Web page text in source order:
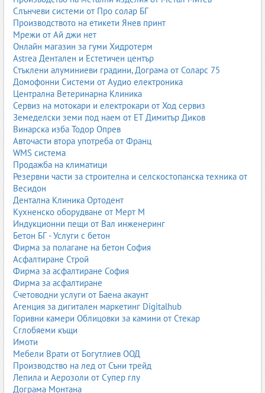
Тематичните стаи са вдъхновени от любими герои, професии
или светове – принцеси, пирати, космос, джунгла, спорт,
автомобили. Те създават силна емоция, но е добре основните
мебели да останат по-неутрални, а темата да се изрази чрез
текстил, декорации и стени.
Основни елементи на детската стая
Всяка детска стая, независимо от стила и размера, се изгражда
около няколко ключови елемента.
Легло
Леглото е центърът на детската стая. То трябва да бъде удобно,
стабилно и съобразено с възрастта. Има:
бебешки легла и кошари
легла с предпазни бордове
единични легла
легла с чекмеджета
двуетажни легла
легла тип „сандвич“ или повдигащи се
Гардероб
Гардеробът трябва да предлага достатъчно място за дрехи,
обувки и аксесоари. За по-малки деца е добре част от
рафтовете да са на по-ниско ниво, за да могат сами да достигат
до тях.
Бюро
Бюрото е задължително за ученици и тийнейджъри. То трябва
да бъде с подходяща височина, достатъчно широко за
учебници, лаптоп и лампа. Ергономичният стол е също толкова
Слънчеви системи от Про солар БГ
Производството на етикети Янев принт
Мрежи от Ай джи нет
Онлайн магазин за гуми Хидротерм
Astrea Дентален и Естетичен център
Стъклени алуминиеви градини, Дограма от Соларс 75
Домофонни Системи от Аудио електроника
Централна Ветеринарна Клиника
Сервиз на мотокари и електрокари от Ход сервиз
Земеделски земи под наем от ЕТ Димитър Диков
Винарска изба Тодор Опрев
Авточасти втора употреба от Франц
WMS система
Продажба на климатици
Резервни части за строителна и селскостопанска техника от
Весидон
Дентална Клиника Ортодент
Кухненско оборудване от Мерт М
Индукционни пещи от Вал инженеринг
Бетон БГ - Услуги с бетон
Фирма за полагане на бетон София
Асфалтиране Строй
Фирма за асфалтиране София
Фирма за асфалтиране
Счетоводни услуги от Баена акаунт
Агенция за дигитален маркетинг Digitalhub
Горивни камери Облицовки за камини от Стекар
Сглобяеми къщи
Имоти
Мебели Врати от Богутлиев ООД
Производство на лед от Съни трейд
Лепила и Аерозоли от Супер глу
Дограма Монтана